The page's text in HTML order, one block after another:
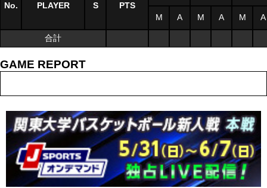
No. PLAYER S PTS
M A M A M A
合計
GAME REPORT